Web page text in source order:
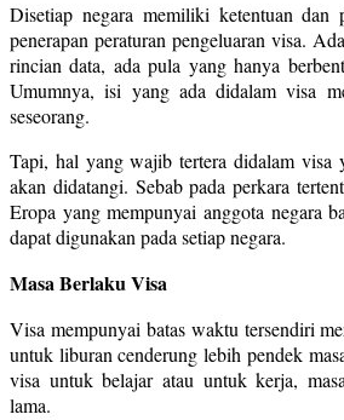
Disetiap negara memiliki ketentuan dan
penerapan peraturan pengeluaran visa.
rincian data, ada pula yang hanya
Umumnya, isi yang ada didalam visa
seseorang.
Tapi, hal yang wajib tertera didalam visa
akan didatangi. Sebab pada perkara
Eropa yang mempunyai anggota negara
dapat digunakan pada setiap negara.
Masa Berlaku Visa
Visa mempunyai batas waktu tersendiri
untuk liburan cenderung lebih pendek
visa untuk belajar atau untuk kerja,
lama.